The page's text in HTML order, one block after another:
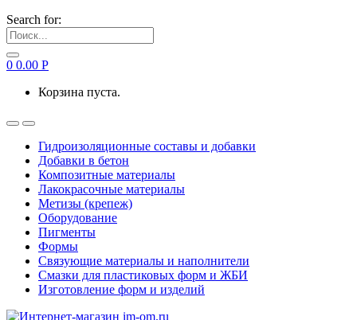
Search for:
0 0.00 Р
Корзина пуста.
Гидроизоляционные составы и добавки
Добавки в бетон
Композитные материалы
Лакокрасочные материалы
Метизы (крепеж)
Оборудование
Пигменты
Формы
Связующие материалы и наполнители
Смазки для пластиковых форм и ЖБИ
Изготовление форм и изделий